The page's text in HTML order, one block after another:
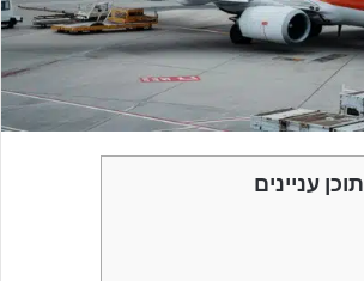
תוכן עניינים